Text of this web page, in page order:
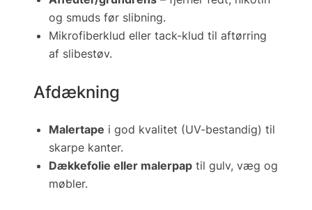
og smuds før slibning.
Mikrofiberklud eller tack-klud til aftørring
af slibestøv.
Afdækning
Malertape i god kvalitet (UV-bestandig) til
skarpe kanter.
Dækkefolie eller malerpap til gulv, væg og
møbler.